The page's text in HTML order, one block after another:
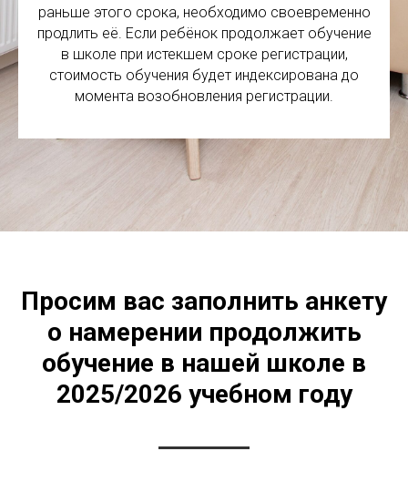
раньше этого срока, необходимо своевременно
продлить её. Если ребёнок продолжает обучение
в школе при истекшем сроке регистрации,
стоимость обучения будет индексирована до
момента возобновления регистрации.
Просим вас заполнить анкету
о намерении продолжить
обучение в нашей школе в
2025/2026 учебном году